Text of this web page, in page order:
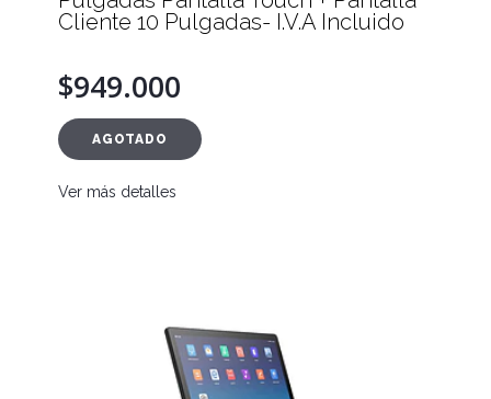
Cliente 10 Pulgadas- I.V.A Incluido
$949.000
AGOTADO
Ver más detalles